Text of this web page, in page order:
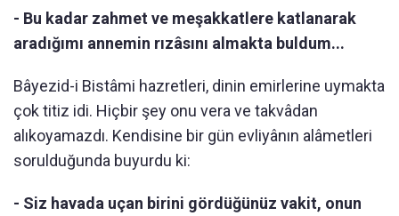
- Bu kadar zahmet ve meşakkatlere katlanarak
aradığımı annemin rızâsını almakta buldum...
Bâyezid-i Bistâmi hazretleri, dinin emirlerine uymakta
çok titiz idi. Hiçbir şey onu vera ve takvâdan
alıkoyamazdı. Kendisine bir gün evliyânın alâmetleri
sorulduğunda buyurdu ki:
- Siz havada uçan birini gördüğünüz vakit, onun